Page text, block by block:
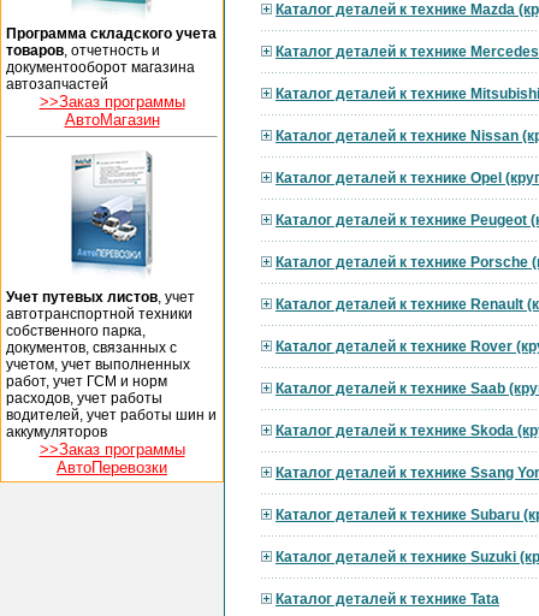
Программа складского учета
товаров , отчетность и
документооборот магазина
автозапчастей
>>Заказ программы
АвтоМагазин
Учет путевых листов , учет
автотранспортной техники
собственного парка,
документов, связанных с
учетом, учет выполненных
работ, учет ГСМ и норм
расходов, учет работы
водителей, учет работы шин и
аккумуляторов
>>Заказ программы
АвтоПеревозки
Каталог деталей к технике Mazda
Каталог деталей к технике
Каталог деталей к технике
Каталог деталей к технике Nissan
Каталог деталей к технике Opel
Каталог деталей к технике Peugeot
Каталог деталей к технике Porsche
Каталог деталей к технике Renault
Каталог деталей к технике Rover
Каталог деталей к технике Saab
Каталог деталей к технике Skoda
Каталог деталей к технике Ssang
Каталог деталей к технике Subaru
Каталог деталей к технике Suzuki
Каталог деталей к технике Tata